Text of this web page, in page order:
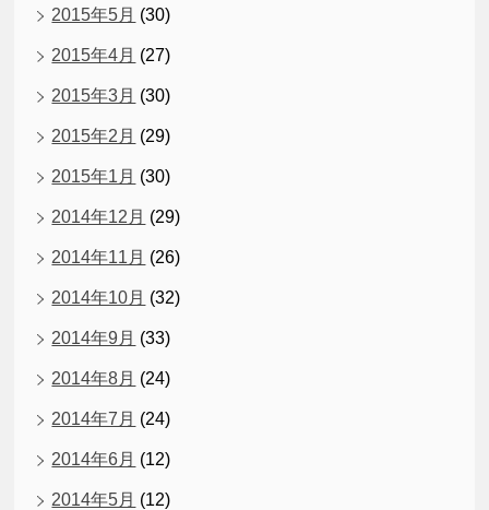
2015年5月 (30)
2015年4月 (27)
2015年3月 (30)
2015年2月 (29)
2015年1月 (30)
2014年12月 (29)
2014年11月 (26)
2014年10月 (32)
2014年9月 (33)
2014年8月 (24)
2014年7月 (24)
2014年6月 (12)
2014年5月 (12)